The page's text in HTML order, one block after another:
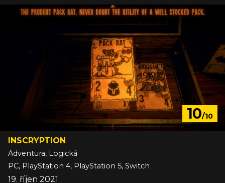
10/10
INSCRYPTION
Adventura, Logická
PC, PlayStation 4, PlayStation 5, Switch
19. říjen 2021